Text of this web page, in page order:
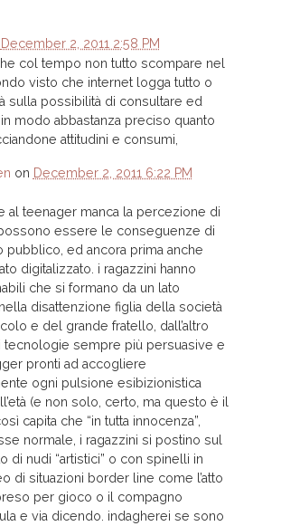
December 2, 2011 2:58 PM
col tempo non tutto scompare nel
visto che internet logga tutto o
sulla possibilità di consultare ed
modo abbastanza preciso quanto
attitudini e consumi,
on December 2, 2011 6:22 PM
al teenager manca la percezione di
essere le conseguenze di
pubblico, ed ancora prima anche
digitalizzato. i ragazzini hanno
che si formano da un lato
disattenzione figlia della società
e del grande fratello, dall’altro
tecnologie sempre più persuasive e
pronti ad accogliere
ogni pulsione esibizionistica
(e non solo, certo, ma questo è il
capita che “in tutta innocenza”,
normale, i ragazzini si postino sul
di nudi “artistici” o con spinelli in
di situazioni border line come l’atto
per gioco o il compagno
e via dicendo. indagherei se sono